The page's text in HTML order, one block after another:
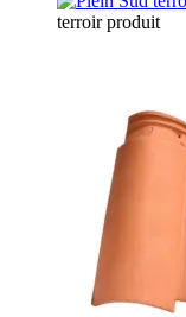
terroir produit